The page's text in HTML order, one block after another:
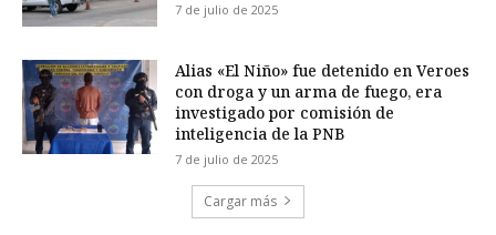
7 de julio de 2025
Alias «El Niño» fue detenido en Veroes
con droga y un arma de fuego, era
investigado por comisión de
inteligencia de la PNB
7 de julio de 2025
Cargar más